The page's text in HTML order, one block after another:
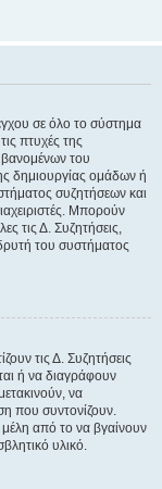
σε όλο το σύστημα
πτυχές της
του
δημιουργίας ομάδων ή
συζητήσεων και
Μπορούν
τις Δ. Συζητήσεις,
του συστήματος
τις Δ. Συζητήσεις
ή να διαγράφουν
να
που συντονίζουν.
από το να βγαίνουν
υλικό.